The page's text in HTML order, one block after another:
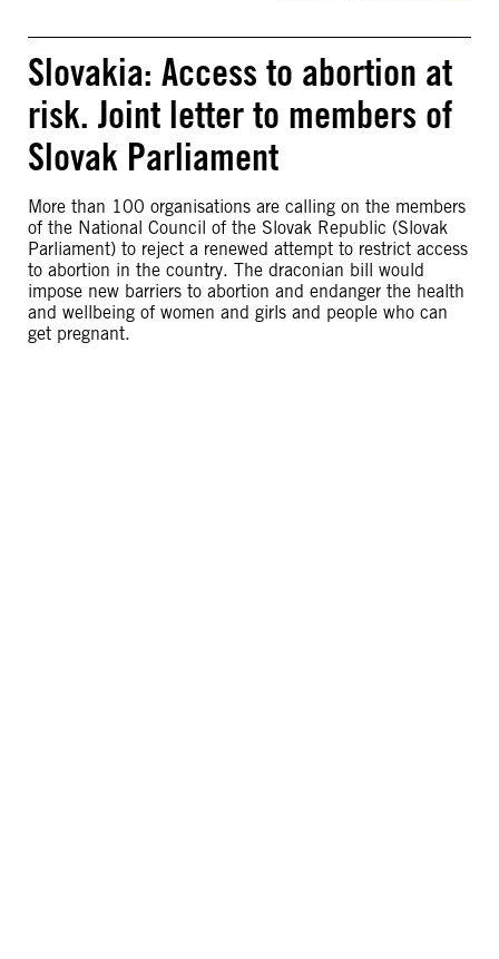
Slovakia: Access to abortion at
risk. Joint letter to members of
Slovak Parliament
More than 100 organisations are calling on the members
of the National Council of the Slovak Republic (Slovak
Parliament) to reject a renewed attempt to restrict access
to abortion in the country. The draconian bill would
impose new barriers to abortion and endanger the health
and wellbeing of women and girls and people who can
get pregnant.